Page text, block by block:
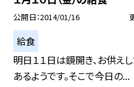
公開日 2014/01/16
給食
明日１１日は鏡開き、お供え
あるようです。そこで今日の...